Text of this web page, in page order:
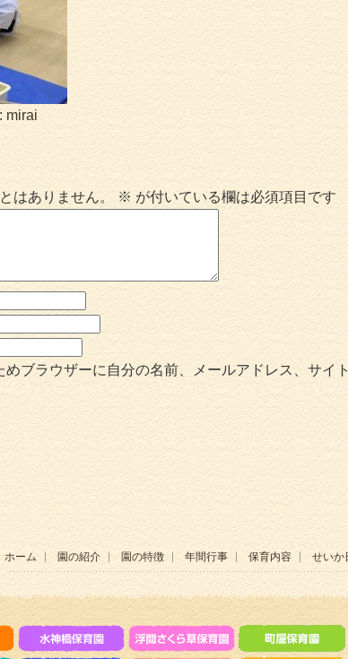
mirai
はありません。 ※ が付いている欄は必須項目です
ブラウザーに自分の名前、メールアドレス、サイ
ホーム 園の紹介 園の特徴 年間行事 保育内容 せいか